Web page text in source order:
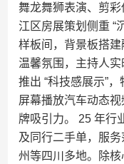
舞龙舞狮表演、剪
江区房展策划侧重 “
样板间，背景板搭
温馨氛围，主持人
推出 “科技感展示”
屏幕播放汽车动态
牌吸引力。​ 25 年行
及同行二手单，服
州等四川多地。除